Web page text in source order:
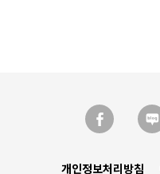
개인정보처리방침